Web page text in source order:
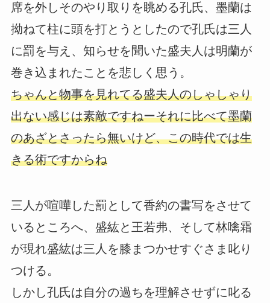
席を外しそのやり取りを眺める孔氏、墨蘭は
拗ねて柱に頭を打とうとしたので孔氏は三人
に罰を与え、知らせを聞いた盛夫人は明蘭が
巻き込まれたことを悲しく思う。
ちゃんと物事を見れてる盛夫人のしゃしゃり
出ない感じは素敵ですねーそれに比べて墨蘭
のあざとさったら無いけど、この時代では生
きる術ですからね
三人が喧嘩した罰として香約の書写をさせて
いるところへ、盛紘と王若弗、そして林噙霜
が現れ盛紘は三人を膝まつかせすぐさま叱り
つける。
しかし孔氏は自分の過ちを理解させずに叱る